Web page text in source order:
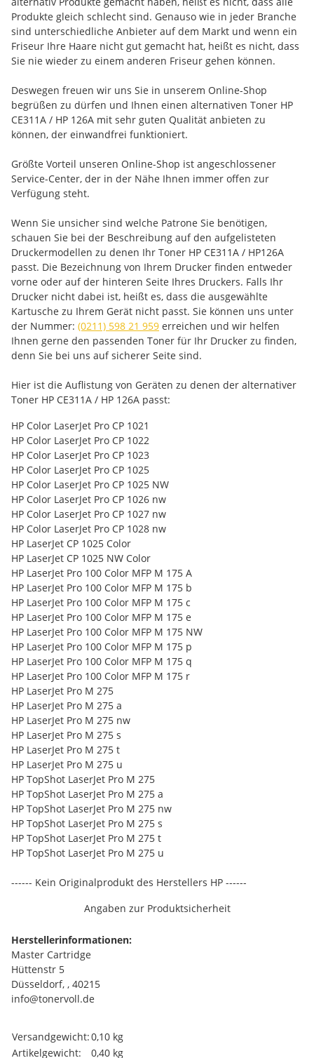
Produkte gleich schlecht sind. Genauso wie in jeder Branche
sind unterschiedliche Anbieter auf dem Markt und wenn ein
Friseur Ihre Haare nicht gut gemacht hat, heißt es nicht, dass
Sie nie wieder zu einem anderen Friseur gehen können.
Deswegen freuen wir uns Sie in unserem Online-Shop
begrüßen zu dürfen und Ihnen einen alternativen Toner HP
CE311A / HP 126A mit sehr guten Qualität anbieten zu
können, der einwandfrei funktioniert.
Größte Vorteil unseren Online-Shop ist angeschlossener
Service-Center, der in der Nähe Ihnen immer offen zur
Verfügung steht.
Wenn Sie unsicher sind welche Patrone Sie benötigen,
schauen Sie bei der Beschreibung auf den aufgelisteten
Druckermodellen zu denen Ihr Toner HP CE311A / HP126A
passt. Die Bezeichnung von Ihrem Drucker finden entweder
vorne oder auf der hinteren Seite Ihres Druckers. Falls Ihr
Drucker nicht dabei ist, heißt es, dass die ausgewählte
Kartusche zu Ihrem Gerät nicht passt. Sie können uns unter
der Nummer: (0211) 598 21 959 erreichen und wir helfen
Ihnen gerne den passenden Toner für Ihr Drucker zu finden,
denn Sie bei uns auf sicherer Seite sind.
Hier ist die Auflistung von Geräten zu denen der alternativer
Toner HP CE311A / HP 126A passt:
HP Color LaserJet Pro CP 1021
HP Color LaserJet Pro CP 1022
HP Color LaserJet Pro CP 1023
HP Color LaserJet Pro CP 1025
HP Color LaserJet Pro CP 1025 NW
HP Color LaserJet Pro CP 1026 nw
HP Color LaserJet Pro CP 1027 nw
HP Color LaserJet Pro CP 1028 nw
HP LaserJet CP 1025 Color
HP LaserJet CP 1025 NW Color
HP LaserJet Pro 100 Color MFP M 175 A
HP LaserJet Pro 100 Color MFP M 175 b
HP LaserJet Pro 100 Color MFP M 175 c
HP LaserJet Pro 100 Color MFP M 175 e
HP LaserJet Pro 100 Color MFP M 175 NW
HP LaserJet Pro 100 Color MFP M 175 p
HP LaserJet Pro 100 Color MFP M 175 q
HP LaserJet Pro 100 Color MFP M 175 r
HP LaserJet Pro M 275
HP LaserJet Pro M 275 a
HP LaserJet Pro M 275 nw
HP LaserJet Pro M 275 s
HP LaserJet Pro M 275 t
HP LaserJet Pro M 275 u
HP TopShot LaserJet Pro M 275
HP TopShot LaserJet Pro M 275 a
HP TopShot LaserJet Pro M 275 nw
HP TopShot LaserJet Pro M 275 s
HP TopShot LaserJet Pro M 275 t
HP TopShot LaserJet Pro M 275 u
------ Kein Originalprodukt des Herstellers HP ------
Angaben zur Produktsicherheit
Herstellerinformationen:
Master Cartridge
Hüttenstr 5
Düsseldorf, , 40215
info@tonervoll.de
Produkteigenschaft
Wert
Versandgewicht:0,10 kg
Artikelgewicht:
0,40 kg